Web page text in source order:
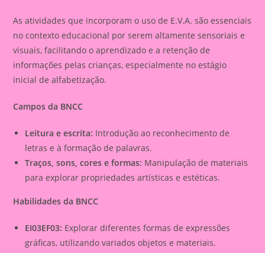
As atividades que incorporam o uso de E.V.A. são essenciais
no contexto educacional por serem altamente sensoriais e
visuais, facilitando o aprendizado e a retenção de
informações pelas crianças, especialmente no estágio
inicial de alfabetização.
Campos da BNCC
Leitura e escrita: Introdução ao reconhecimento de
letras e à formação de palavras.
Traços, sons, cores e formas: Manipulação de materiais
para explorar propriedades artísticas e estéticas.
Habilidades da BNCC
EI03EF03: Explorar diferentes formas de expressões
gráficas, utilizando variados objetos e materiais.